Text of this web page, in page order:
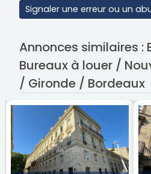
Signaler une erreur ou un
Annonces similaires :
Bureaux à louer /
/ Gironde / Bordeaux